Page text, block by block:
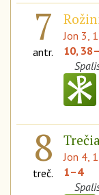
7
antr.
Jon 3,
10,
8
treč.
Jon 4,
1–4